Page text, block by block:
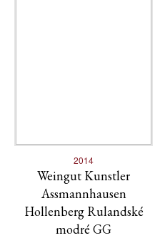
2014
Weingut Kunstler
Assmannhausen
Hollenberg Rulandské
modré GG